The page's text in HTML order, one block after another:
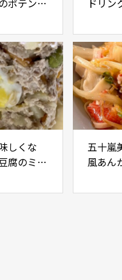
しくな
腐のミー
五十嵐
風あん